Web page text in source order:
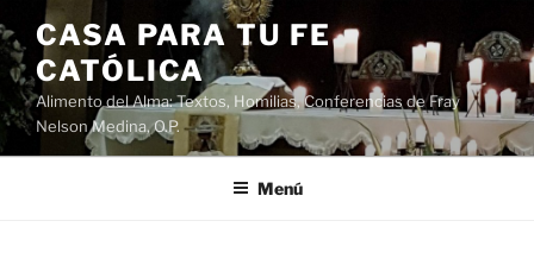
Saltar
al
contenido
CASA PARA TU FE
CATÓLICA
Alimento del Alma: Textos, Homilias, Conferencias de Fray
Nelson Medina, O.P.
Menú